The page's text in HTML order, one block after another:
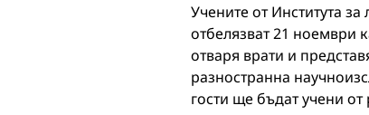
Учените от Института
отбелязват 21 ноември
отваря врати и
разностранна
гости ще бъдат учени